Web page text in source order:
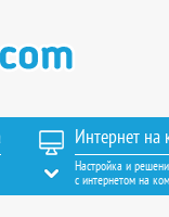
Интернет на
Настройка и
с интернетом на